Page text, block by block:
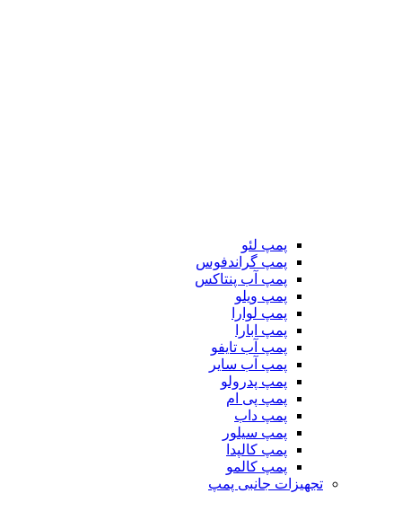
پمپ لئو
پمپ گراندفوس
پمپ آب پنتاکس
پمپ ویلو
پمپ لوارا
پمپ ابارا
پمپ آب تایفو
پمپ آب سایر
پمپ پدرولو
پمپ پی ام
پمپ داب
پمپ سیلور
پمپ کالپدا
پمپ کالمو
تجهیزات جانبی پمپ